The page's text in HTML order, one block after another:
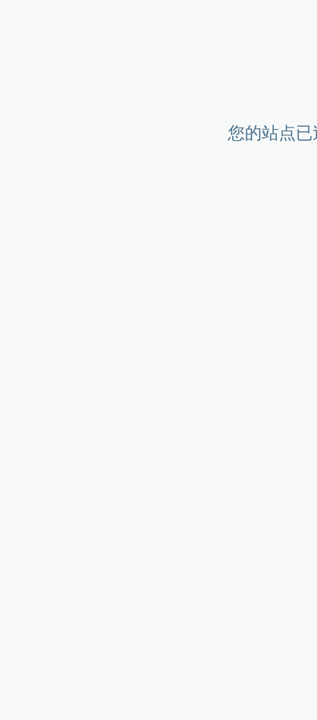
您的站点